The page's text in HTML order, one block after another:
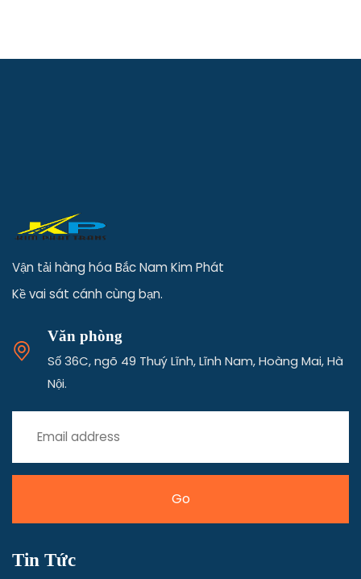
Vận tải hàng hóa Bắc Nam Kim Phát
Kề vai sát cánh cùng bạn.
Văn phòng
Số 36C, ngõ 49 Thuý Lĩnh, Lĩnh Nam, Hoàng Mai, Hà
Nội.
Tin Tức